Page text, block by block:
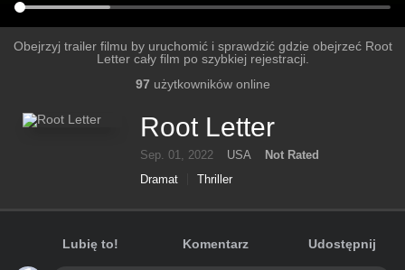
Obejrzyj trailer filmu by uruchomić i sprawdzić gdzie obejrzeć Root
Letter cały film po szybkiej rejestracji.
97 użytkowników online
Root Letter
Sep. 01, 2022 USA
Not Rated
Dramat
Thriller
Lubię to! Komentarz Udostępnij